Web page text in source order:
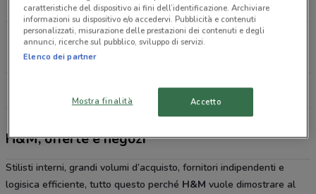
10.6 km
Strada Torino 34/36 Torino
18.7 km
Tutti i negozi H&M
H&M, offerte e negozi
Stilisti interni, grandi volumi d’acquisto, fornitori indipendenti e
logisica efficiente, tutto questo perché H&M vuole dimostrare al
caratteristiche del dispositivo ai fini dell’identificazione. Archiviare
informazioni su dispositivo e/o accedervi. Pubblicità e contenuti
personalizzati, misurazione delle prestazioni dei contenuti e degli
annunci, ricerche sul pubblico, sviluppo di servizi.
Elenco dei partner
Mostra finalità Accetto